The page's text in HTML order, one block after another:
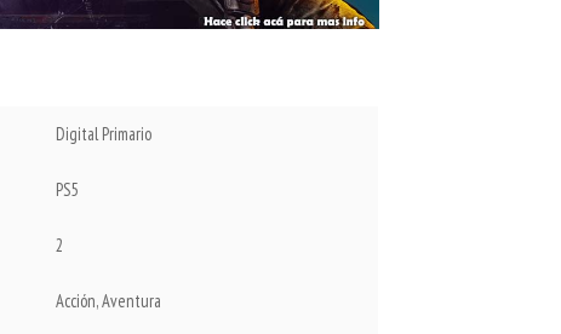
Digital Primario
PS5
2
Acción, Aventura